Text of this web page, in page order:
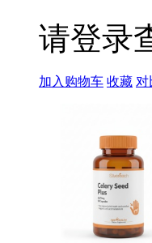
请登录
加入购物车 收藏 对